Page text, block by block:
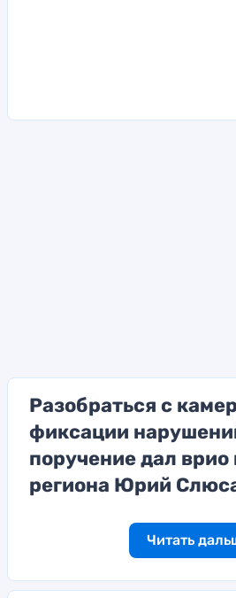
Разобраться с
фиксации
поручение дал врио
региона Юрий
Читать